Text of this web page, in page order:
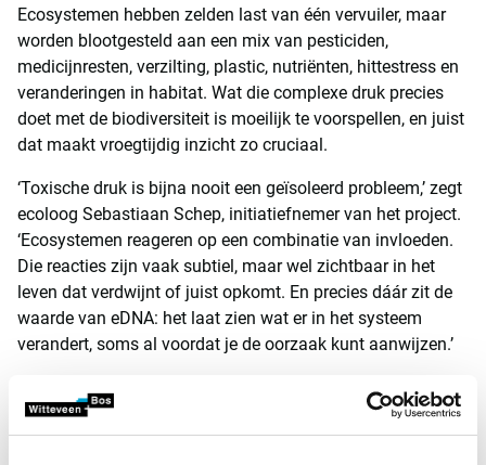
Ecosystemen hebben zelden last van één vervuiler, maar
worden blootgesteld aan een mix van pesticiden,
medicijnresten, verzilting, plastic, nutriënten, hittestress en
veranderingen in habitat. Wat die complexe druk precies
doet met de biodiversiteit is moeilijk te voorspellen, en juist
dat maakt vroegtijdig inzicht zo cruciaal.
‘Toxische druk is bijna nooit een geïsoleerd probleem,’ zegt
ecoloog Sebastiaan Schep, initiatiefnemer van het project.
‘Ecosystemen reageren op een combinatie van invloeden.
Die reacties zijn vaak subtiel, maar wel zichtbaar in het
leven dat verdwijnt of juist opkomt. En precies dáár zit de
waarde van eDNA: het laat zien wat er in het systeem
verandert, soms al voordat je de oorzaak kunt aanwijzen.’